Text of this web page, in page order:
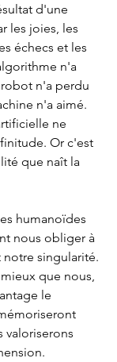
d'une
les joies, les
échecs et les
n'a
n'a perdu
n'a aimé.
ne
Or c'est
que naît la
humanoïdes
nous obliger à
singularité.
que nous,
le
valoriserons